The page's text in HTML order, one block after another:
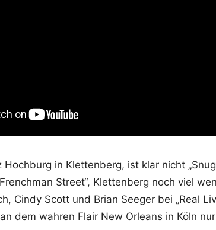
Hochburg in Klettenberg, ist klar nicht
Street“, Klettenberg noch viel
Cindy Scott und Brian Seeger bei „Real
dem wahren Flair New Orleans in Köln